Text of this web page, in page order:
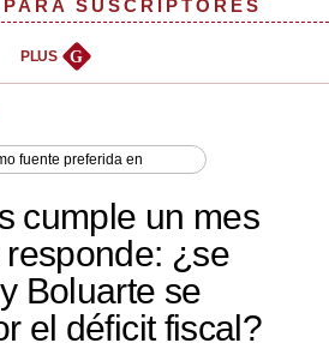
SUSCRIPTORES
PLUS G
fuente preferida en
cumple un mes
¿se
Boluarte se
el déficit fiscal?